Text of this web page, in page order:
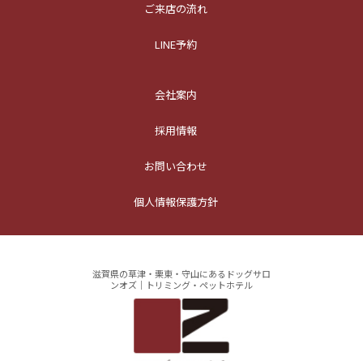
ご来店の流れ
LINE予約
会社案内
採用情報
お問い合わせ
個人情報保護方針
滋賀県の草津・栗東・守山にあるドッグサロ
ンオズ｜トリミング・ペットホテル